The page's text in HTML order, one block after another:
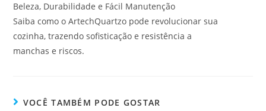
Beleza, Durabilidade e Fácil Manutenção
Saiba como o ArtechQuartzo pode revolucionar sua
cozinha, trazendo sofisticação e resistência a
manchas e riscos.
VOCÊ TAMBÉM PODE GOSTAR